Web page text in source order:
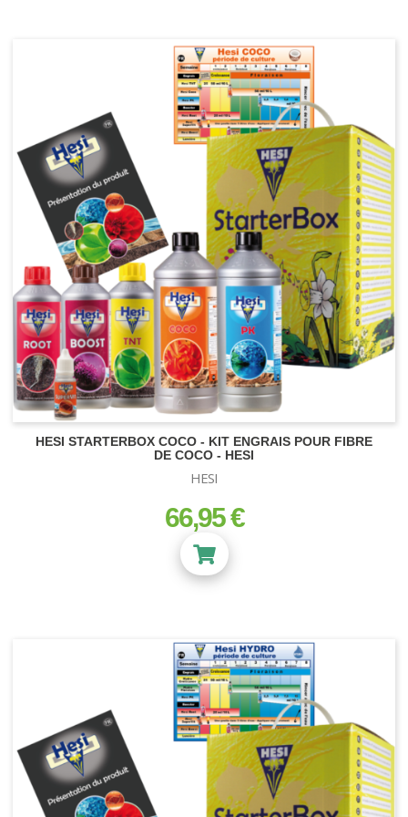
Rallonges et prises
Lunettes - Luxmètre
HESI STARTERBOX COCO - KIT ENGRAIS POUR FIBRE
DE COCO - HESI
HESI
prix
66,95 €